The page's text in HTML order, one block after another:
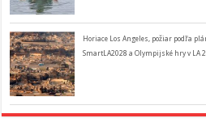
Horiace Los Angeles, požiar podľa
SmartLA2028 a Olympijské hry v LA